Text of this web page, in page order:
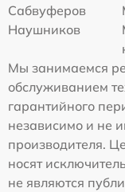
Сабвуферов
Наушников
Мы занимаемся
обслуживанием
гарантийного
независимо и не
производителя.
носят
не являются